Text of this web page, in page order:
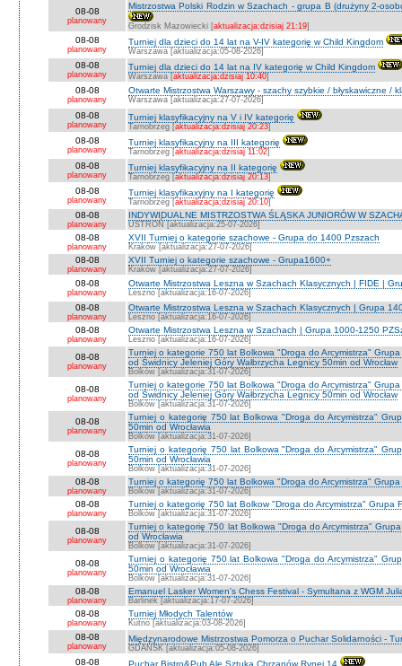
08-08
planowany
Mistrzostwa Polski Rodzin w Szachach - grupa B (drużyny 2-
Grodzisk Mazowiecki [aktualizacja:dzisiaj 21:19]
08-08
planowany
Turniej dla dzieci do 14 lat na V-IV kategorię w Child Kingdom
Warszawa [aktualizacja:05-08-2026]
08-08
planowany
Turniej dla dzieci do 14 lat na IV kategorię w Child Kingdom
Warszawa [aktualizacja:dzisiaj 10:40]
08-08
planowany
Otwarte Mistrzostwa Warszawy - szachy szybkie / błyskawiczne /
Warszawa [aktualizacja:27-07-2026]
08-08
planowany
Turniej klasyfikacyjny na V i IV kategorię
Tarnobrzeg [aktualizacja:dzisiaj 20:23]
08-08
planowany
Turniej klasyfikacyjny na III kategorię
Tarnobrzeg [aktualizacja:dzisiaj 11:02]
08-08
planowany
Turniej klasyfikacyjny na II kategorię
Tarnobrzeg [aktualizacja:dzisiaj 20:13]
08-08
planowany
Turniej klasyfikaxyjny na I kategorię
Tarnobrzeg [aktualizacja:dzisiaj 20:10]
08-08
planowany
INDYWIDUALNE MISTRZOSTWA ŚLĄSKA JUNIORÓW W
USTROŃ [aktualizacja:25-07-2026]
08-08
planowany
XVII Turniej o kategorie szachowe - Grupa do 1400 Pzszach
Kraków [aktualizacja:27-07-2026]
08-08
planowany
XVII Turniej o kategorie szachowe - Grupa1600+
Kraków [aktualizacja:27-07-2026]
08-08
planowany
Otwarte Mistrzostwa Leszna w Szachach Klasycznych | FIDE |
Leszno [aktualizacja:16-07-2026]
08-08
planowany
Otwarte Mistrzostwa Leszna w Szachach Klasycznych | Grupa
Leszno [aktualizacja:16-07-2026]
08-08
planowany
Otwarte Mistrzostwa Leszna w Szachach | Grupa 1000-1250
Leszno [aktualizacja:16-07-2026]
08-08
planowany
Turniej o kategorie 750 lat Bolkowa "Droga do Arcymistrza"
od Świdnicy Jeleniej Góry Wałbrzycha Legnicy 50min od Wrocław
Bolków [aktualizacja:31-07-2026]
08-08
planowany
Turniej o kategorie 750 lat Bolkowa "Droga do Arcymistrza"
od Świdnicy Jeleniej Góry Wałbrzycha Legnicy 50min od Wrocław
Bolków [aktualizacja:31-07-2026]
08-08
planowany
Turniej o kategorię 750 lat Bolkowa "Droga do Arcymistrza"
50min od Wrocławia
Bolków [aktualizacja:31-07-2026]
08-08
planowany
Turniej o kategorię 750 lat Bolkowa "Droga do Arcymistrza"
50min od Wrocławia
Bolków [aktualizacja:31-07-2026]
08-08
planowany
Turniej o kategorię 750 lat Bolkowa "Droga do Arcymistrza"
Bolków [aktualizacja:31-07-2026]
08-08
planowany
Turniej o kategorię 750 lat Bolkow "Droga do Arcymistrza" Grupa
Bolków [aktualizacja:31-07-2026]
08-08
planowany
Turniej o kategorię 750 lat Bolkowa "Droga do Arcymistrza"
od Wrocławia
Bolków [aktualizacja:31-07-2026]
08-08
planowany
Turniej o kategorię 750 lat Bolkowa "Droga do Arcymistrza"
50min od Wrocławia
Bolków [aktualizacja:31-07-2026]
08-08
planowany
Emanuel Lasker Women's Chess Festival - Symultana z WGM
Barlinek [aktualizacja:17-07-2026]
08-08
planowany
Turniej Młodych Talentów
Kutno [aktualizacja:03-08-2026]
08-08
planowany
Międzynarodowe Mistrzostwa Pomorza o Puchar Solidarności -
GDAŃSK [aktualizacja:05-08-2026]
08-08 Puchar Bistro&Pub Ale Sztuka Chrzanów Rynej 14